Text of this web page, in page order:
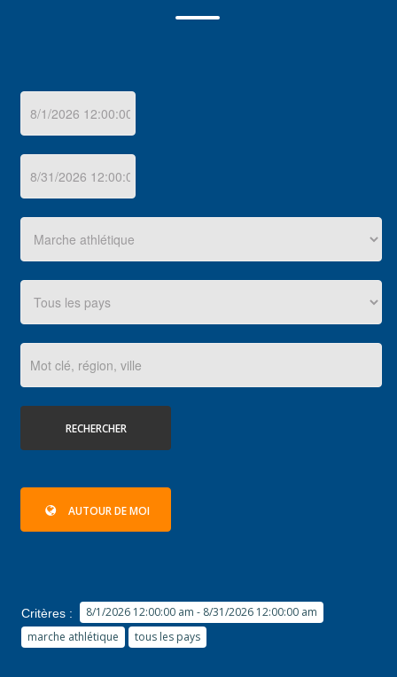
RECHERCHER
AUTOUR DE MOI
Critères :
8/1/2026 12:00:00 am - 8/31/2026 12:00:00 am
marche athlétique
tous les pays